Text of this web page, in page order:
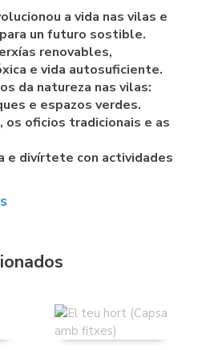
a vida nas vilas e
un futuro sostible.
renovables,
e vida autosuficiente.
da natureza nas vilas:
e espazos verdes.
os oficios tradicionais e as
e divírtete con actividades